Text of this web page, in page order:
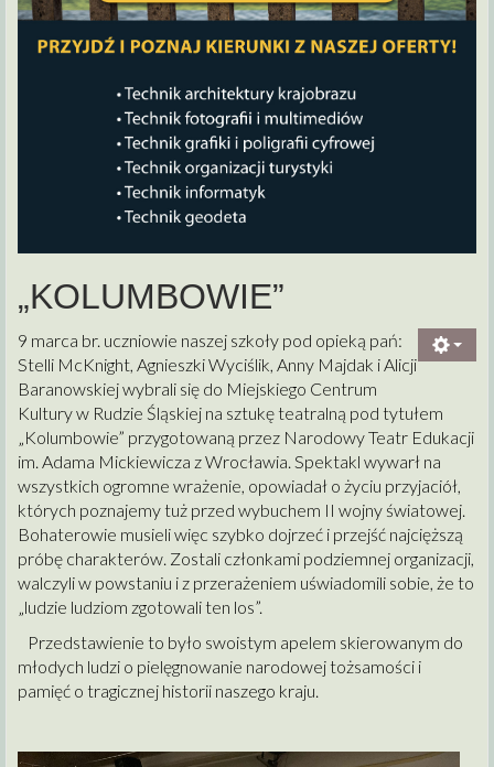
„KOLUMBOWIE”
9 marca br. uczniowie naszej szkoły pod opieką pań:
Stelli McKnight, Agnieszki Wyciślik, Anny Majdak i Alicji
Baranowskiej wybrali się do Miejskiego Centrum
Kultury w Rudzie Śląskiej na sztukę teatralną pod tytułem
„Kolumbowie” przygotowaną przez Narodowy Teatr Edukacji
im. Adama Mickiewicza z Wrocławia. Spektakl wywarł na
wszystkich ogromne wrażenie, opowiadał o życiu przyjaciół,
których poznajemy tuż przed wybuchem II wojny światowej.
Bohaterowie musieli więc szybko dojrzeć i przejść najcięższą
próbę charakterów. Zostali członkami podziemnej organizacji,
walczyli w powstaniu i z przerażeniem uświadomili sobie, że to
„ludzie ludziom zgotowali ten los”.
Przedstawienie to było swoistym apelem skierowanym do
młodych ludzi o pielęgnowanie narodowej tożsamości i
pamięć o tragicznej historii naszego kraju.